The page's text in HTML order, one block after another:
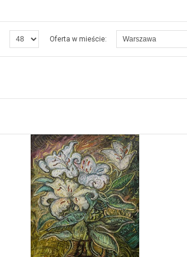
Oferta w mieście: